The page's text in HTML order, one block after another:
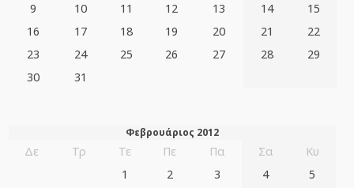
9
10 11 12 13 14
15
16
17 18 19 20 21
22
23
24 25 26 27 28
29
30
31
Φεβρουάριος 2012
Δε Τρ Τε Πε Πα Σα
Κυ
1
2 3 4
5